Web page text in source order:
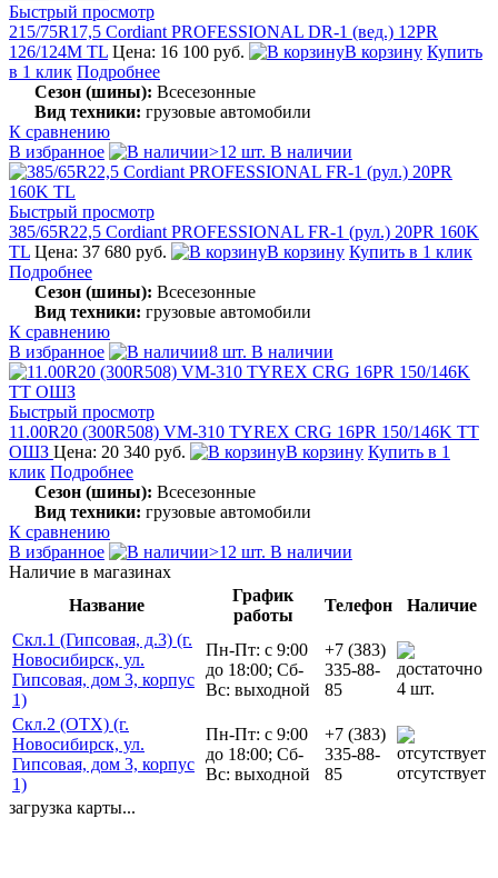
Быстрый просмотр
215/75R17,5 Cordiant PROFESSIONAL DR-1 (вед.) 12PR
126/124M TL Цена: 16 100 руб. В корзину Купить
в 1 клик Подробнее
Сезон (шины): Всесезонные
Вид техники: грузовые автомобили
К сравнению
В избранное
>12 шт. В наличии
Быстрый просмотр
385/65R22,5 Cordiant PROFESSIONAL FR-1 (рул.) 20PR 160K
TL Цена: 37 680 руб. В корзину Купить в 1 клик
Подробнее
Сезон (шины): Всесезонные
Вид техники: грузовые автомобили
К сравнению
В избранное
8 шт. В наличии
Быстрый просмотр
11.00R20 (300R508) VM-310 TYREX CRG 16PR 150/146K TT
ОШЗ Цена: 20 340 руб. В корзину Купить в 1
клик Подробнее
Сезон (шины): Всесезонные
Вид техники: грузовые автомобили
К сравнению
В избранное
>12 шт. В наличии
Наличие в магазинах
Название
График
работы
Телефон
Наличие
Скл.1 (Гипсовая, д.3) (г.
Новосибирск, ул.
Гипсовая, дом 3, корпус
1)
Пн-Пт: с 9:00
до 18:00; Сб-
Вс: выходной
+7 (383)
335-88-
85
4 шт.
Скл.2 (ОТХ) (г.
Новосибирск, ул.
Гипсовая, дом 3, корпус
1)
Пн-Пт: с 9:00
до 18:00; Сб-
Вс: выходной
+7 (383)
335-88-
85
отсутствует
загрузка карты...